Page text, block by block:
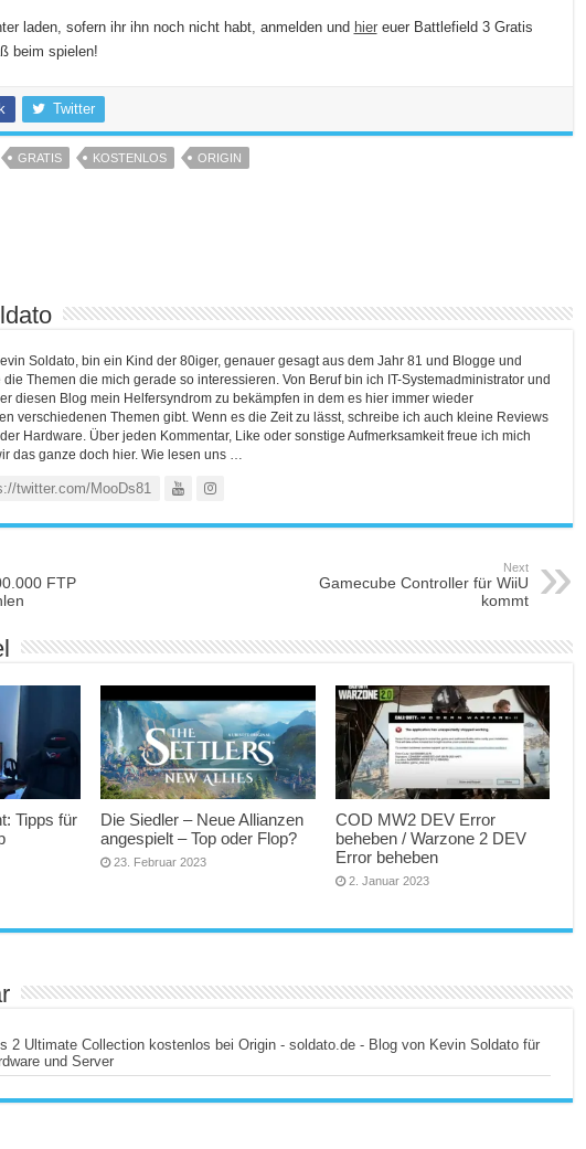
laden, sofern ihr ihn noch nicht habt, anmelden und hiereuer Battlefield 3 Gratis
beim spielen!
Twitter
GRATIS KOSTENLOS ORIGIN
Soldato, bin ein Kind der 80iger, genauer gesagt aus dem Jahr 81 und Blogge und
Themen die mich gerade so interessieren. Von Beruf bin ich IT-Systemadministrator und
diesen Blog mein Helfersyndrom zu bekämpfen in dem es hier immer wieder
verschiedenen Themen gibt. Wenn es die Zeit zu lässt, schreibe ich auch kleine Reviews
Hardware. Über jeden Kommentar, Like oder sonstige Aufmerksamkeit freue ich mich
das ganze doch hier. Wie lesen uns …
twitter.com/MooDs81
FTP
Next
Gamecube Controller für WiiU
kommt
Tipps für
Die Siedler – Neue Allianzen
angespielt – Top oder Flop?
23. Februar 2023
COD MW2 DEV Error
beheben / Warzone 2 DEV
Error beheben
2. Januar 2023
2 Ultimate Collection kostenlos bei Origin - soldato.de - Blog von Kevin Soldato für
und Server